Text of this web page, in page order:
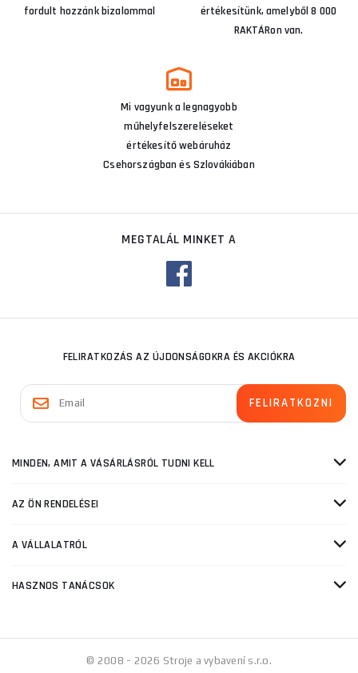
fordult hozzánk bizalommal
értékesítünk, amelyből 8 000
RAKTÁRon van.
Mi vagyunk a legnagyobb
műhelyfelszereléseket
értékesítő webáruház
Csehországban és Szlovákiában
MEGTALÁL MINKET A
FELIRATKOZÁS AZ ÚJDONSÁGOKRA ÉS AKCIÓKRA
MINDEN, AMIT A VÁSÁRLÁSRÓL TUDNI KELL
AZ ÖN RENDELÉSEI
A VÁLLALATRÓL
HASZNOS TANÁCSOK
© 2008 - 2026 Stroje a vybavení s.r.o.